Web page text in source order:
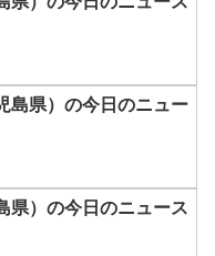
島県）の今日のニュー
県）の今日のニュース